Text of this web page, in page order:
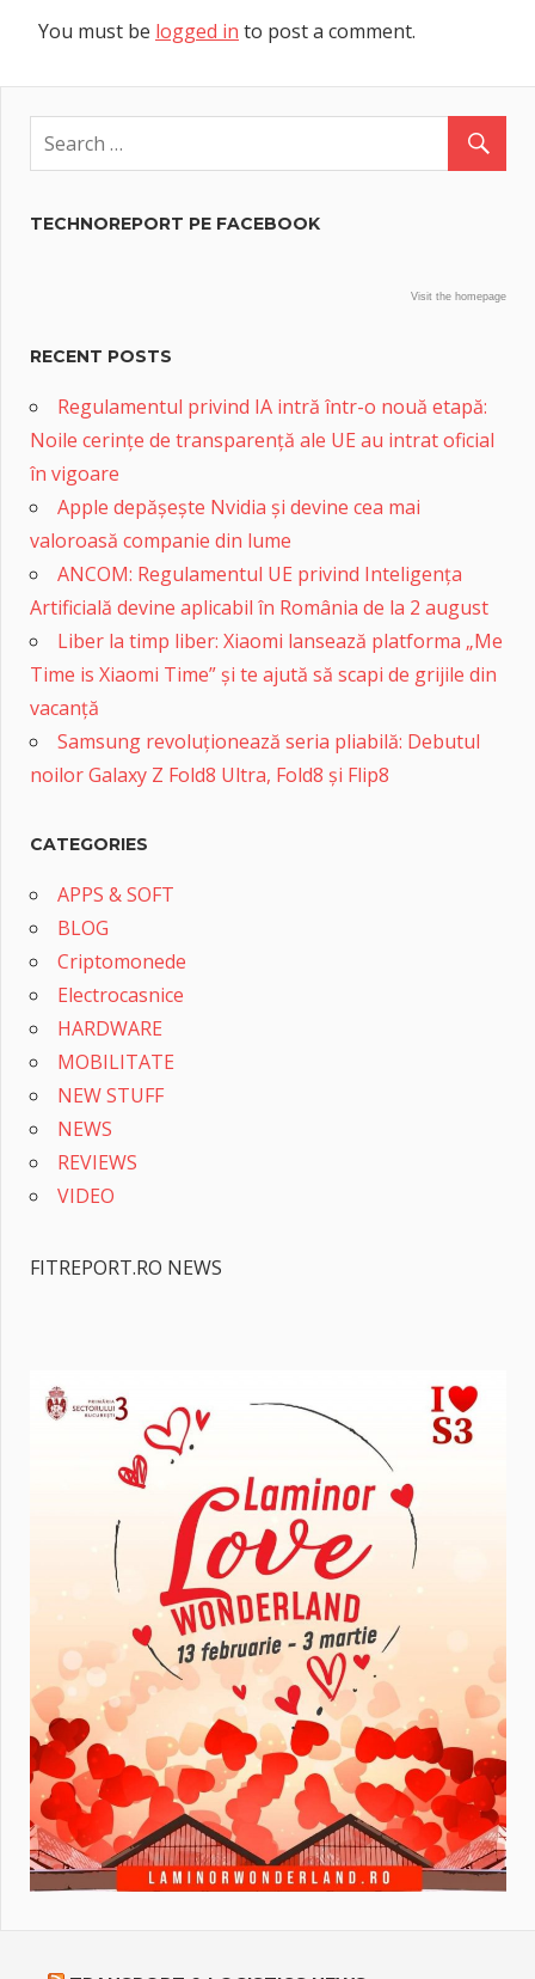
You must be logged in to post a comment.
TECHNOREPORT PE FACEBOOK
Visit the homepage
RECENT POSTS
Regulamentul privind IA intră într-o nouă etapă:
Noile cerințe de transparență ale UE au intrat oficial
în vigoare
Apple depășește Nvidia și devine cea mai
valoroasă companie din lume
ANCOM: Regulamentul UE privind Inteligența
Artificială devine aplicabil în România de la 2 august
Liber la timp liber: Xiaomi lansează platforma „Me
Time is Xiaomi Time” și te ajută să scapi de grijile din
vacanță
Samsung revoluționează seria pliabilă: Debutul
noilor Galaxy Z Fold8 Ultra, Fold8 și Flip8
CATEGORIES
APPS & SOFT
BLOG
Criptomonede
Electrocasnice
HARDWARE
MOBILITATE
NEW STUFF
NEWS
REVIEWS
VIDEO
FITREPORT.RO NEWS